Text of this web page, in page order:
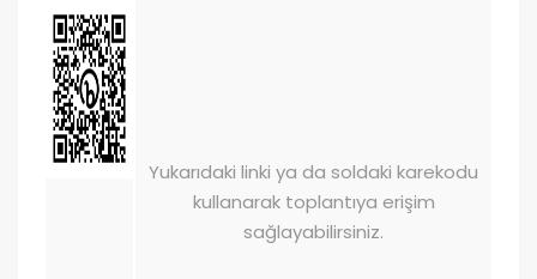
Yukarıdaki linki ya da soldaki karekodu
kullanarak toplantıya erişim
sağlayabilirsiniz.